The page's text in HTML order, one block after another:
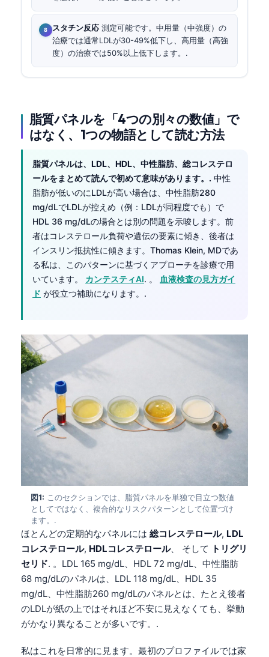
スタチン反応 測定可能です。中用量（中強度）の
治療では通常LDLが30-49%低下し、高用量（高強
度）の治療では50%以上低下します。.
脂質パネルを「4つの別々の数値」で
はなく、1つの物語として読む方法
脂質パネルは、LDL、HDL、中性脂肪、総コレステロ
ールをまとめて読んで初めて意味があります。. 中性
脂肪が低いのにLDLが高い場合は、中性脂肪280
mg/dLでLDLが控えめ（例：LDLが同程度でも）で
HDL 36 mg/dLの場合とは別の問題を示唆します。前
者はコレステロール負荷や遺伝の要素に傾き、後者は
インスリン抵抗性に傾きます。Thomas Klein, MDであ
る私は、このパターンに基づくアプローチを診療で用
いています。 カンテスティAI. 。
血液検査の見方ガイ
ド が役立つ補助になります。.
図1: このセクションでは、脂質パネルを単独で目立つ数値
としてではなく、複合的なリスクパターンとして位置づけ
ます。.
ほとんどの定期的なパネルには 総コレステロール, LDL
コレステロール, HDLコレステロール、 そして トリグリ
セリド. 。LDL 165 mg/dL、HDL 72 mg/dL、中性脂肪
68 mg/dLのパネルは、LDL 118 mg/dL、HDL 35
mg/dL、中性脂肪260 mg/dLのパネルとは、たとえ後者
のLDLが紙の上ではそれほど不安に見えなくても、挙動
がかなり異なることが多いです。.
私はこれを日常的に見ます。最初のプロファイルでは家